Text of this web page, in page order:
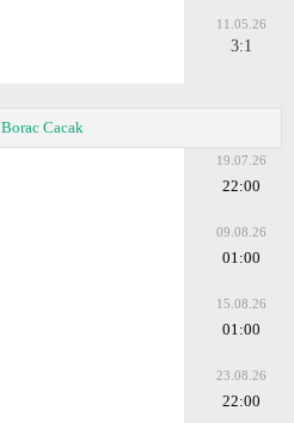
11.05.26
3:1
Borac Cacak
19.07.26
22:00
09.08.26
01:00
15.08.26
01:00
23.08.26
22:00